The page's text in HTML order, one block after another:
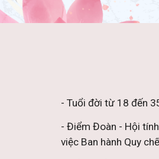
- Tuổi đời từ 18 đến
- Điểm Đoàn - Hội
việc Ban hành Quy